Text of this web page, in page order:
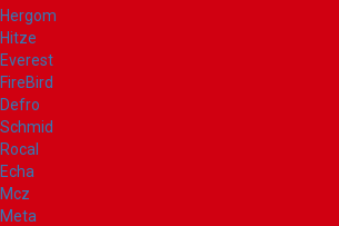
Hergom
Hitze
Everest
FireBird
Defro
Schmid
Rocal
Echa
Mcz
Meta